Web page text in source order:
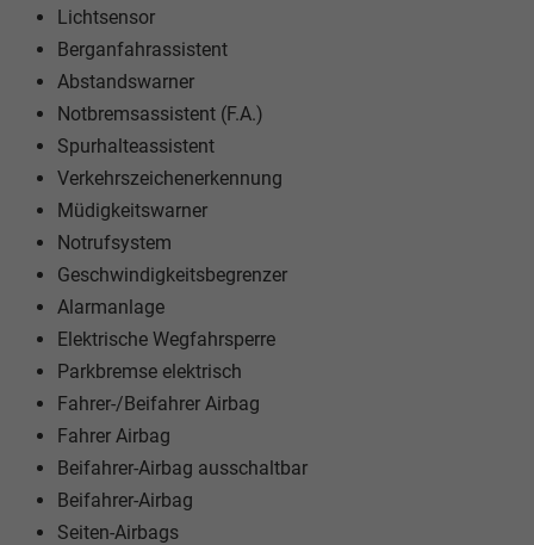
Lichtsensor
Berganfahrassistent
Abstandswarner
Notbremsassistent (F.A.)
Spurhalteassistent
Verkehrszeichenerkennung
Müdigkeitswarner
Notrufsystem
Geschwindigkeitsbegrenzer
Alarmanlage
Elektrische Wegfahrsperre
Parkbremse elektrisch
Fahrer-/Beifahrer Airbag
Fahrer Airbag
Beifahrer-Airbag ausschaltbar
Beifahrer-Airbag
Seiten-Airbags